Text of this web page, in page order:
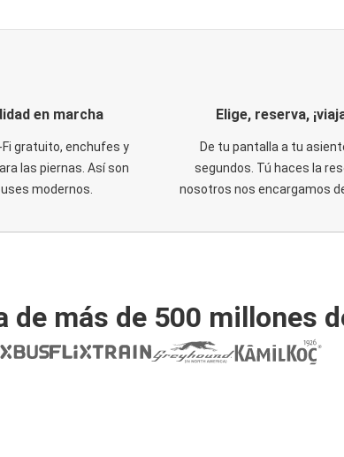
en marcha
Fi gratuito, enchufes y
las piernas. Así son
modernos.
Elige, reserva,
De tu pantalla a tu
segundos. Tú haces la
nosotros nos encargamos
de más de 500 millones